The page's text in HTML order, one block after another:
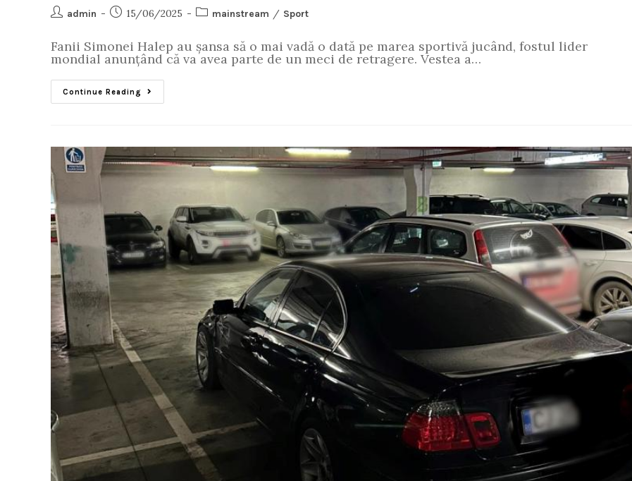
admin 15/06/2025 mainstream / Sport
Fanii Simonei Halep au șansa să o mai vadă o dată pe marea sportivă jucând, fostul lider
mondial anunțând că va avea parte de un meci de retragere. Vestea a…
Continue Reading